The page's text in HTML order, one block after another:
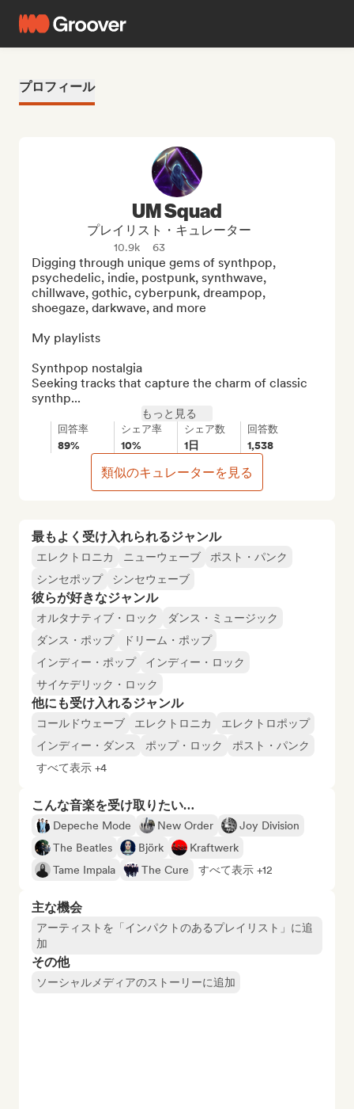
プロフィール
最もよく受け入れられるジャンル
エレクトロニカ ニューウェーブ
ポスト・パンク
シンセポップ
シンセウェーブ
彼らが好きなジャンル
オルタナティブ・ロック
ダンス・ミュージック
ダンス・ポップ
ドリーム・ポップ
インディー・ポップ
インディー・ロック
サイケデリック・ロック
他にも受け入れるジャンル
コールドウェーブ エレクトロニカ
エレクトロポップ
インディー・ダンス
ポップ・ロック
ポスト・パンク
すべて表示 +4
こんな音楽を受け取りたい…
Depeche Mode New Order
Joy Division
The Beatles
Björk
Kraftwerk
Tame Impala
The Cure すべて表示 +12
主な機会
アーティストを「インパクトのあるプレイリスト」に追
加
その他
ソーシャルメディアのストーリーに追加
UM Squad
プレイリスト・キュレーター
10.9k 63
Digging through unique gems of synthpop,
psychedelic, indie, postpunk, synthwave,
chillwave, gothic, cyberpunk, dreampop,
shoegaze, darkwave, and more
My playlists
Synthpop nostalgia
Seeking tracks that capture the charm of classic
synthp...
もっと見る
回答率
89%
シェア率
10%
シェア数
1日
回答数
1,538
類似のキュレーターを見る